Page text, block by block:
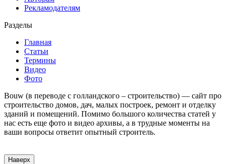
Рекламодателям
Разделы
Главная
Статьи
Термины
Видео
Фото
Bouw (в переводе с голландского – строительство) — сайт про
строительство домов, дач, малых построек, ремонт и отделку
зданий и помещений. Помимо большого количества статей у
нас есть еще фото и видео архивы, а в трудные моменты на
ваши вопросы ответит опытный строитель.
Наверх